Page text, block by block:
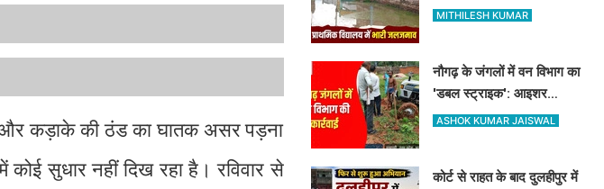
और कड़ाके की ठंड का घातक असर पड़ना
सुधार नहीं दिख रहा है। रविवार से
प्राथमिक स्कूल में घुसा पानी,
MITHILESH KUMAR
नौगढ़ के जंगलों में वन विभाग का
'डबल स्ट्राइक': आइशर
ट्रैक्टर सीज, रिलायंस कंपनी
ASHOK KUMAR JAISWAL
कोर्ट से राहत के बाद दुलहीपुर में